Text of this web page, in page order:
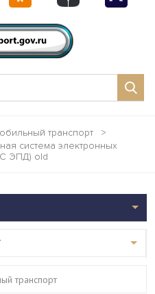
транспорт
>
система электронных
ЭПД) old
транспорт